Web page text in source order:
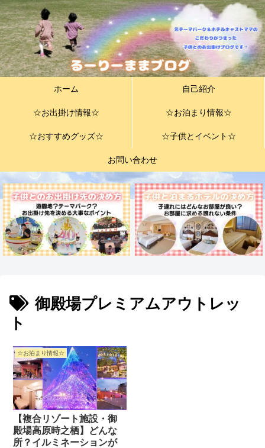
ホーム 自己紹介
☆お出掛け情報☆ ☆お泊まり情報☆
☆おすすめグッズ☆ ☆子供とイベント☆
お問い合わせ
御殿場プレミアムアウトレッ
ト
☆お泊まり情報☆
【複合リゾート施設・御
殿場高原時之栖】どんな
所？イルミネーションが